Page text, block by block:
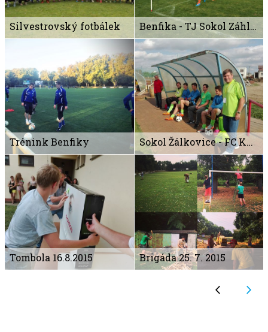
Silvestrovský fotbálek Benfika - TJ Sokol Záhlinice
Trénink Benfiky Sokol Žálkovice - FC Kvasice "A"
Tombola 16.8.2015 Brigáda 25. 7. 2015
arrow_back_ios arrow_forward_ios